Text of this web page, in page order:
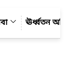
ঊর্ধ্বতন